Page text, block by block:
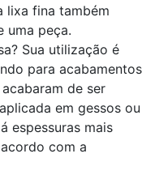
lixa fina também
uma peça.
Sua utilização é
para acabamentos
de ser
em gessos ou
espessuras mais
com a